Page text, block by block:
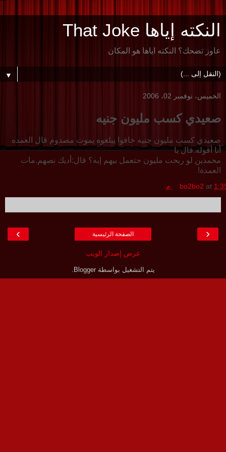
النكته إياها That Joke
عاوز تضحك؟ النكته اياها هو المكان
▼
الخميس، نوفمبر 02، 2006
صعيدي كسب مليون جنيه
صعيدي كسب مليون جنيه خافوا يبلغوه يموت مصدوم قال العمده
أنا أقوله.قال يا
محمدين لو ربحت مليون حتعمل بيهم إيه؟ قال:أديك نصهم.مات
العمدة!
bo2bo2 at م
‹
› الصفحة الرئيسية
عرض إصدار الويب
يتم التشغيل بواسطةBlogger